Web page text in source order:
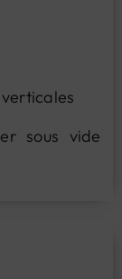
sous vide